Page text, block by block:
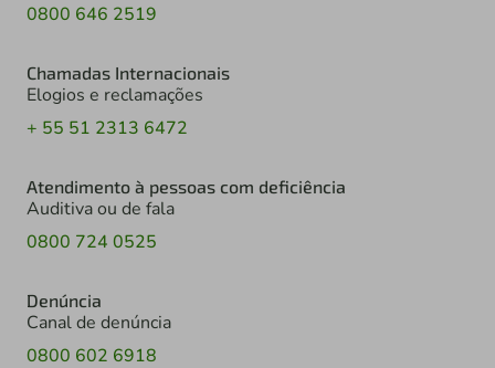
0800 646 2519
Chamadas Internacionais
Elogios e reclamações
+ 55 51 2313 6472
Atendimento à pessoas com deficiência
Auditiva ou de fala
0800 724 0525
Denúncia
Canal de denúncia
0800 602 6918